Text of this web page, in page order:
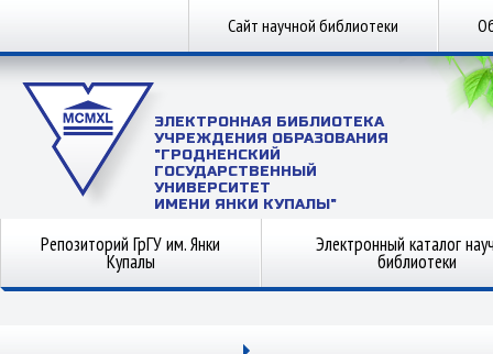
Сайт научной библиотеки
ЭЛЕКТРОННАЯ БИБЛИОТЕКА
УЧРЕЖДЕНИЯ ОБРАЗОВАНИЯ
"ГРОДНЕНСКИЙ
ГОСУДАРСТВЕННЫЙ
УНИВЕРСИТЕТ
ИМЕНИ ЯНКИ КУПАЛЫ"
Репозиторий ГрГУ им. Янки
Купалы
Электронный каталог
библиотеки